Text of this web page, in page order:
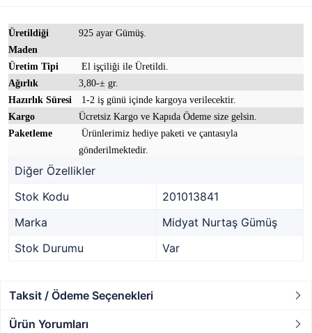
Üretildiği
Maden
925 ayar Gümüş.
Üretim Tipi
El işçiliği ile Üretildi.
Ağırlık
3,80-± gr.
Hazırlık Süresi
1-2 iş günü içinde kargoya verilecektir.
Kargo
Ücretsiz Kargo ve Kapıda Ödeme size gelsin.
Paketleme
Ürünlerimiz hediye paketi ve çantasıyla
gönderilmektedir.
Diğer Özellikler
Stok Kodu
201013841
Marka
Midyat Nurtaş Gümüş
Stok Durumu
Var
Taksit / Ödeme Seçenekleri
Ürün Yorumları